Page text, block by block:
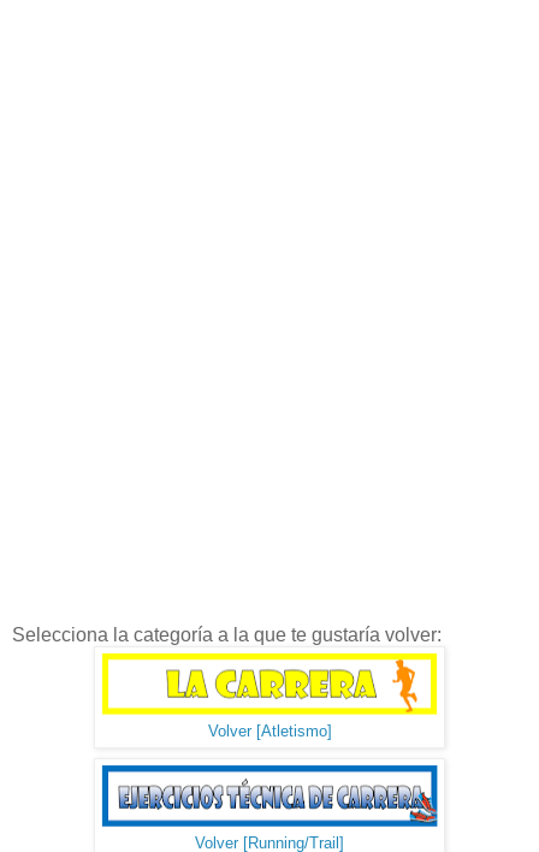
Selecciona la categoría a la que te gustaría volver:
Volver [Atletismo]
Volver [Running/Trail]